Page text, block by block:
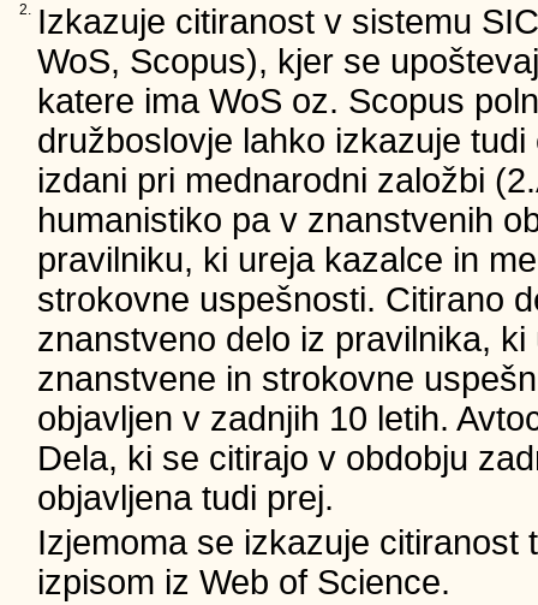
2. Izkazuje citiranost v sistemu
WoS, Scopus), kjer se
katere ima WoS oz. Scopus
družboslovje lahko izkazuje
izdani pri mednarodni založbi
humanistiko pa v znanstvenih
pravilniku, ki ureja kazalce in
strokovne uspešnosti. Citirano
znanstveno delo iz pravilnika,
znanstvene in strokovne
objavljen v zadnjih 10 letih.
Dela, ki se citirajo v obdobju
objavljena tudi prej.
Izjemoma se izkazuje citiranost
izpisom iz Web of Science.